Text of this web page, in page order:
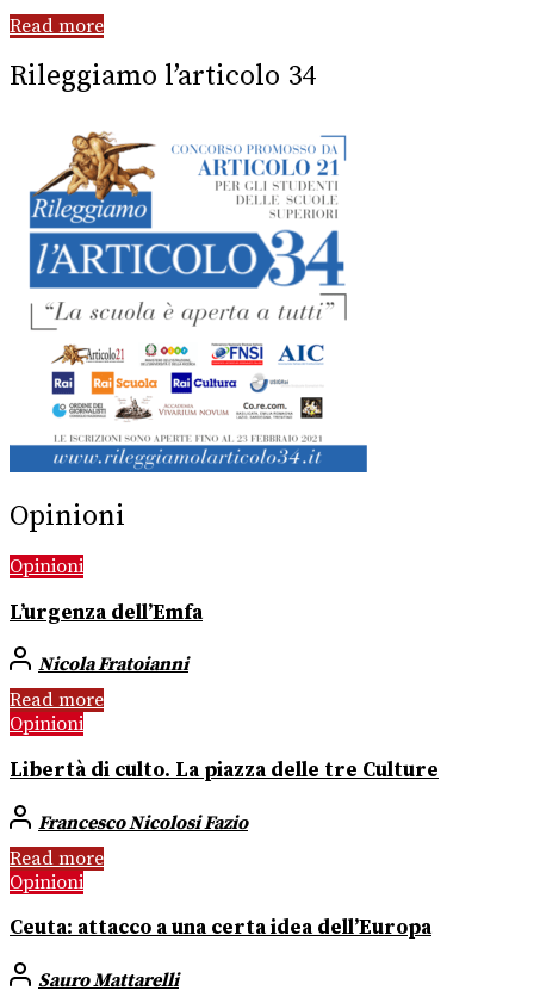
Read more
Rileggiamo l’articolo 34
Opinioni
Opinioni
L’urgenza dell’Emfa
Nicola Fratoianni
Read more
Opinioni
Libertà di culto. La piazza delle tre Culture
Francesco Nicolosi Fazio
Read more
Opinioni
Ceuta: attacco a una certa idea dell’Europa
Sauro Mattarelli